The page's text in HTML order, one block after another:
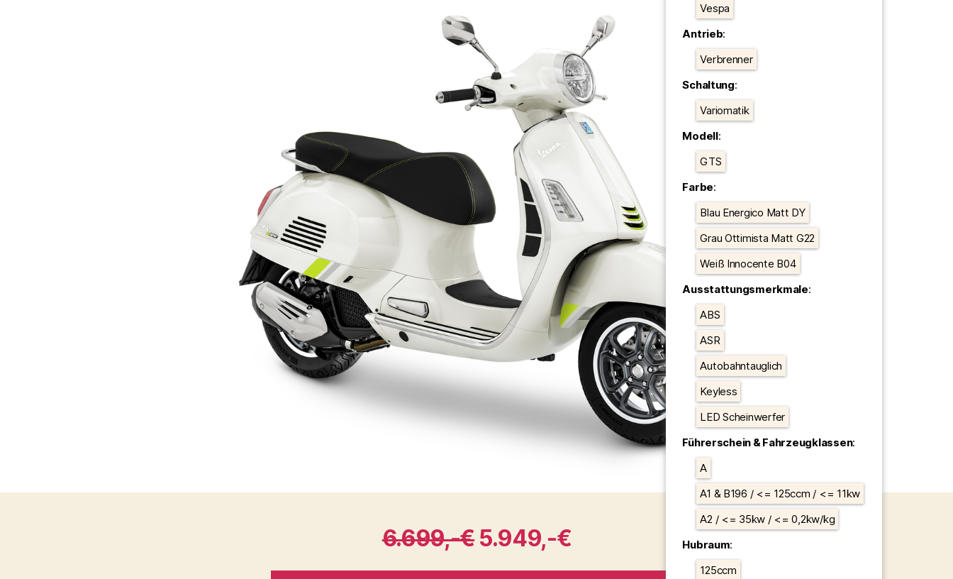
Vespa
Antrieb:
Verbrenner
Schaltung:
Variomatik
Modell:
GTS
Farbe:
Blau Energico Matt DY
Grau Ottimista Matt G22
Weiß Innocente B04
Ausstattungsmerkmale:
ABS
ASR
Autobahntauglich
Keyless
LED Scheinwerfer
Führerschein & Fahrzeugklassen:
A
A1 & B196 / <= 125ccm / <= 11kw
A2 / <= 35kw / <= 0,2kw/kg
Hubraum:
125ccm
6.699,-€5.949,-€